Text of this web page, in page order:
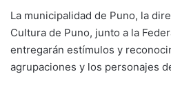
La municipalidad de Puno, la
Cultura de Puno, junto a la
entregarán estímulos y
agrupaciones y los personajes